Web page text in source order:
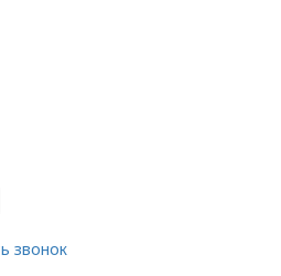
звонок